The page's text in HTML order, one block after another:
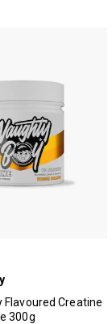
Flavoured Creatine
300g